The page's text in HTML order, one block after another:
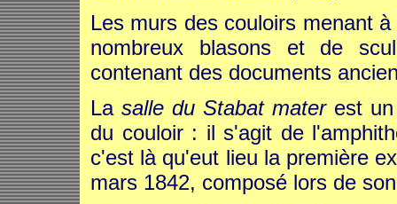
Les murs des couloirs menant
nombreux blasons et de
contenant des documents
La salle du Stabat materest un
du couloir : il s'agit de
c'est là qu'eut lieu la première
mars 1842, composé lors de